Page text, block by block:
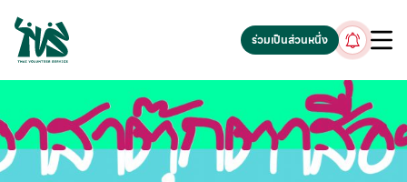
gv-5iuoxpem74qfjw.dv.googlehosted.com
ร่วมเป็นส่วนหนึ่ง